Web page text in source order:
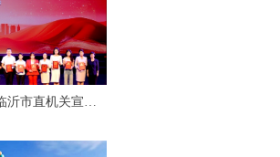
沂市直机关宣讲